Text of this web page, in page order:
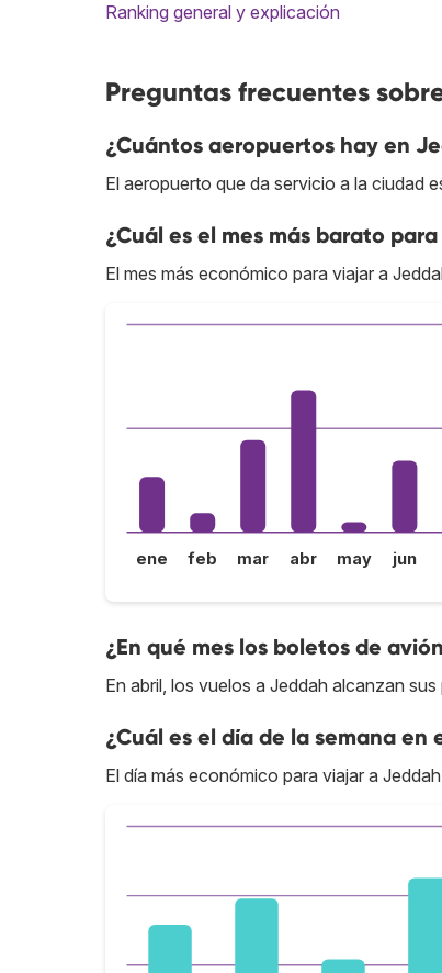
Ranking general y explicación
Preguntas frecuentes
¿Cuántos aeropuertos hay en
El aeropuerto que da servicio a la ciudad
¿Cuál es el mes más barato
El mes más económico para viajar a
ene feb mar abr may jun
¿En qué mes los boletos de
En abril, los vuelos a Jeddah alcanzan
¿Cuál es el día de la semana
El día más económico para viajar a